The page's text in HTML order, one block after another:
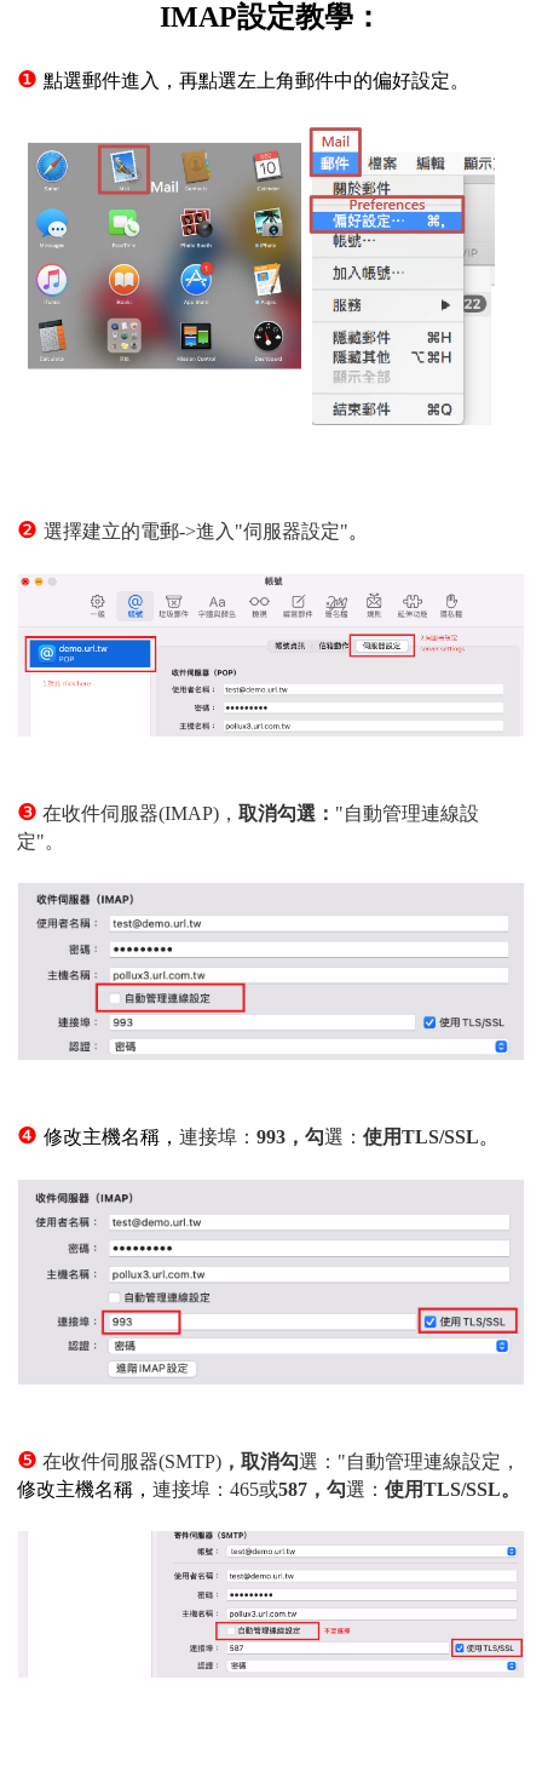
IMAP設定教學：
❶ 點選郵件進入，再點選左上角郵件中的偏好設定。
❷ 選擇建立的電郵->進入"伺服器設定"。
❸ 在收件伺服器(IMAP)， 取消勾選： "自動管理連線設
定"。
❹ 修改主機名稱， 連接埠： 993，勾選： 使用TLS/SSL。
❺ 在收件伺服器(SMTP) ，取消勾選："自動管理連線設定，
修改主機名稱， 連接埠：465或587，勾選： 使用TLS/SSL。